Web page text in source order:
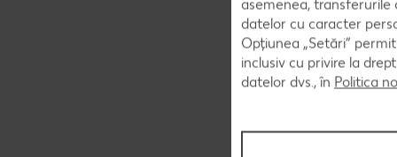
asemenea,
datelor cu caracter
Opțiunea „Setări”
inclusiv cu privire la
datelor dvs., în Politica